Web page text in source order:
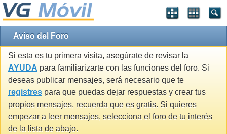
Aviso del Foro
Si esta es tu primera visita, asegúrate de revisar la
AYUDA para familiarizarte con las funciones del foro. Si
deseas publicar mensajes, será necesario que te
registres para que puedas dejar respuestas y crear tus
propios mensajes, recuerda que es gratis. Si quieres
empezar a leer mensajes, selecciona el foro de tu interés
de la lista de abajo.